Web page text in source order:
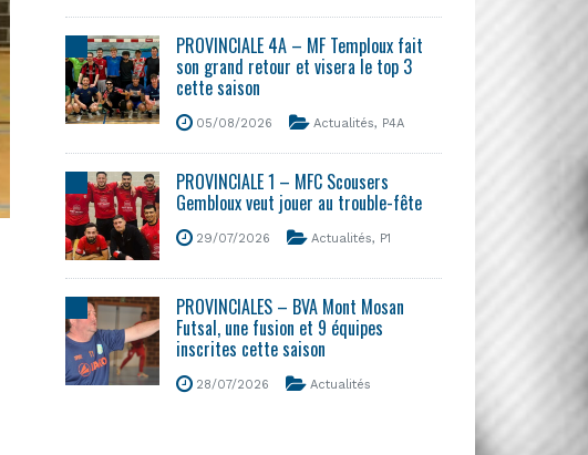
PROVINCIALE 4A – MF Temploux fait
son grand retour et visera le top 3
cette saison
05/08/2026 Actualités, P4A
PROVINCIALE 1 – MFC Scousers
Gembloux veut jouer au trouble-fête
29/07/2026 Actualités, P1
PROVINCIALES – BVA Mont Mosan
Futsal, une fusion et 9 équipes
inscrites cette saison
28/07/2026 Actualités